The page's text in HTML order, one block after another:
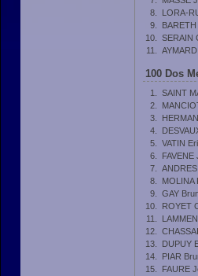
8.
LORA-
9.
BARETH
10.
SERAIN
11.
100 Dos
1. SAINT
2.
3.
4.
5.
VATIN
6.
FAVENE
7.
8.
MOLINA
9.
GAY
10.
ROYET
11.
12.
13.
DUPUY
14.
PIAR
15.
FAURE